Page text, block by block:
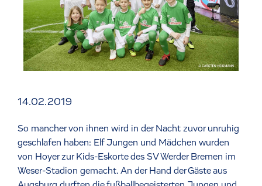
14.02.2019
So mancher von ihnen wird in der Nacht zuvor unruhig
geschlafen haben: Elf Jungen und Mädchen wurden
von Hoyer zur Kids-Eskorte des SV Werder Bremen im
Weser-Stadion gemacht. An der Hand der Gäste aus